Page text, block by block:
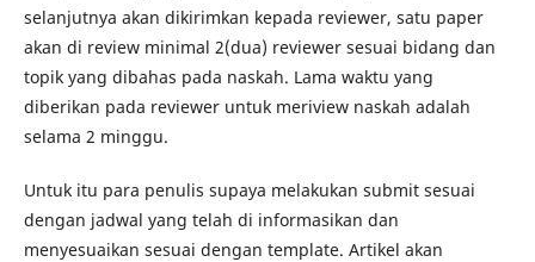
selanjutnya akan dikirimkan kepada reviewer, satu paper
akan di review minimal 2(dua) reviewer sesuai bidang dan
topik yang dibahas pada naskah. Lama waktu yang
diberikan pada reviewer untuk meriview naskah adalah
selama 2 minggu.
Untuk itu para penulis supaya melakukan submit sesuai
dengan jadwal yang telah di informasikan dan
menyesuaikan sesuai dengan template. Artikel akan